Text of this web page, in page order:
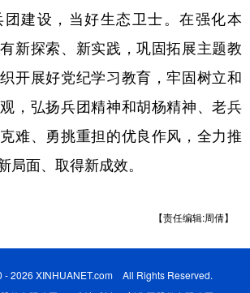
建设，当好生态卫士。在强化本
新探索、新实践，巩固拓展主题教
开展好党纪学习教育，牢固树立和
，弘扬兵团精神和胡杨精神、老兵
难、勇挑重担的优良作风，全力推
局面、取得新成效。
【责任编辑:周倩】
- 2026 XINHUANET.com All Rights Reserved.